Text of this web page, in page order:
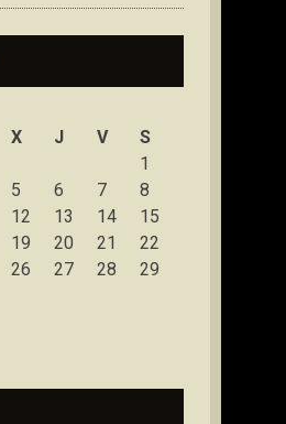
X J V
S
1
5 6 7
8
12 13 14
15
19 20 21
22
26 27 28
29